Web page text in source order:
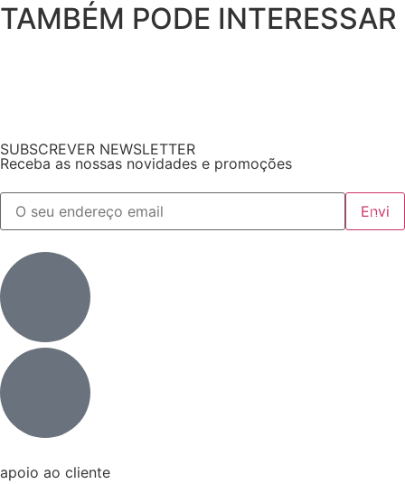
TAMBÉM PODE INTERESSAR
SUBSCREVER NEWSLETTER
Receba as nossas novidades e promoções
apoio ao cliente